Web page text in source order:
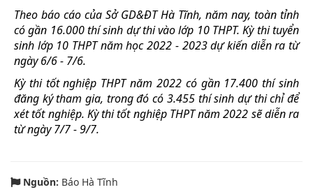
Theo báo cáo của Sở GD&ĐT Hà Tĩnh, năm nay, toàn tỉnh
có gần 16.000 thí sinh dự thi vào lớp 10 THPT. Kỳ thi tuyển
sinh lớp 10 THPT năm học 2022 - 2023 dự kiến diễn ra từ
ngày 6/6 - 7/6.
Kỳ thi tốt nghiệp THPT năm 2022 có gần 17.400 thí sinh
đăng ký tham gia, trong đó có 3.455 thí sinh dự thi chỉ để
xét tốt nghiệp. Kỳ thi tốt nghiệp THPT năm 2022 sẽ diễn ra
từ ngày 7/7 - 9/7.
Nguồn: Báo Hà Tĩnh